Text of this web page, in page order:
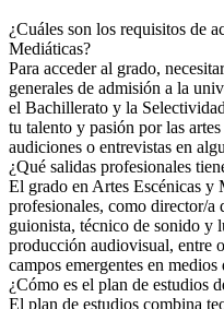
¿Cuáles son los requisitos de
Mediáticas?
Para acceder al grado,
generales de admisión a la
el Bachillerato y la
tu talento y pasión por las
audiciones o entrevistas en
¿Qué salidas profesionales
El grado en Artes Escénicas y
profesionales, como director/a
guionista, técnico de sonido y
producción audiovisual, entre
campos emergentes en
¿Cómo es el plan de estudios
El plan de estudios combina